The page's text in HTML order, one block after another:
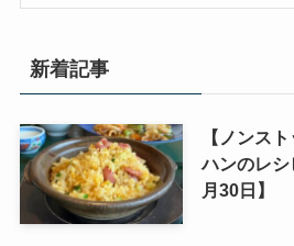
新着記事
【ノンス
ハンのレ
月30日】